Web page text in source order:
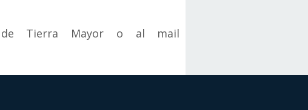
de Tierra Mayor o al mail